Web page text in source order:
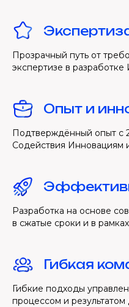
Прозрачный путь от
экспертизе в
Опыт и
Подтверждённый опыт с
Содействия Инновациям
Разработка на основе
в сжатые сроки и в
Гибкая
Гибкие подходы
процессом и результатом